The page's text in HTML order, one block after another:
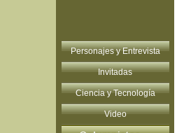
Personajes y Entrevista
Invitadas
Ciencia y Tecnología
Video